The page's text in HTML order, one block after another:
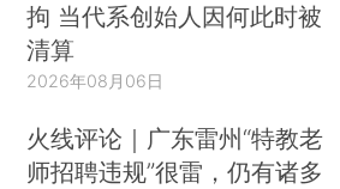
拘 当代系创始人因何此时被
清算
2026年08月06日
火线评论｜广东雷州“特教老
师招聘违规”很雷，仍有诸多